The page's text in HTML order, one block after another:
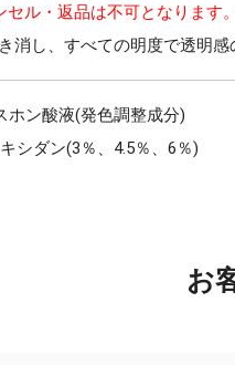
ル・返品は不可となります
し、すべての明度で透明感
ホン酸液(発色調整成分)
シダン(3％、4.5％、6％)
お